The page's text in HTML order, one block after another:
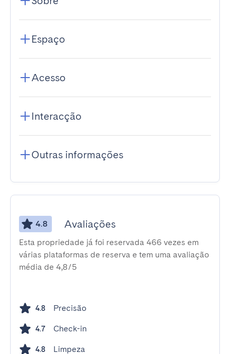
Espaço
Acesso
Interacção
Outras informações
4.8 Avaliações
Esta propriedade já foi reservada 466 vezes em
várias plataformas de reserva e tem uma avaliação
média de 4,8/5
4.8 Precisão
4.7 Check-in
4.8 Limpeza